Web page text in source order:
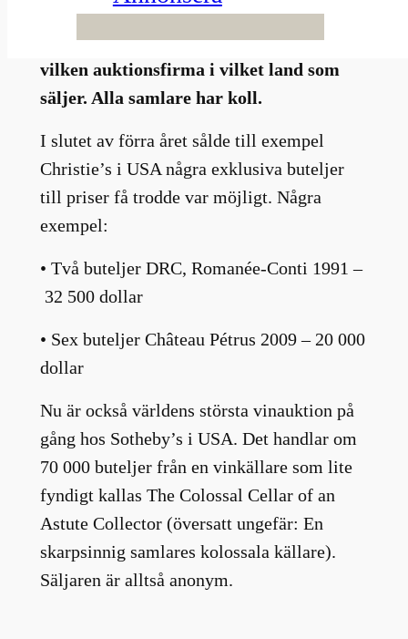
knappast – alla de förnämsta vinerna har
idag en internationell marknad. Oavsett
vilken auktionsfirma i vilket land som
säljer. Alla samlare har koll.
I slutet av förra året sålde till exempel
Christie’s i USA några exklusiva buteljer
till priser få trodde var möjligt. Några
exempel:
• Två buteljer DRC, Romanée-Conti 1991 –
32 500 dollar
• Sex buteljer Château Pétrus 2009 – 20 000
dollar
Nu är också världens största vinauktion på
gång hos Sotheby’s i USA. Det handlar om
70 000 buteljer från en vinkällare som lite
fyndigt kallas The Colossal Cellar of an
Astute Collector (översatt ungefär: En
skarpsinnig samlares kolossala källare).
Säljaren är alltså anonym.